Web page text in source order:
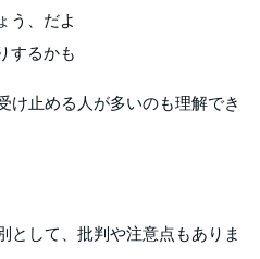
う、だよ
するかも
け止める人が多いのも理解でき
として、批判や注意点もありま